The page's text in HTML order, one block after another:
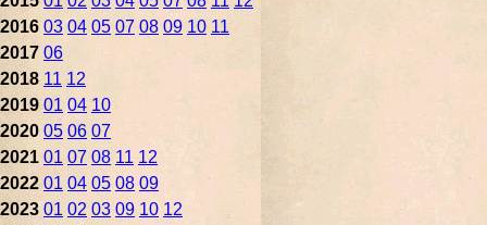
2016 03 04 05 07 08 09 10 11
2017 06
2018 11 12
2019 01 04 10
2020 05 06 07
2021 01 07 08 11 12
2022 01 04 05 08 09
2023 01 02 03 09 10 12